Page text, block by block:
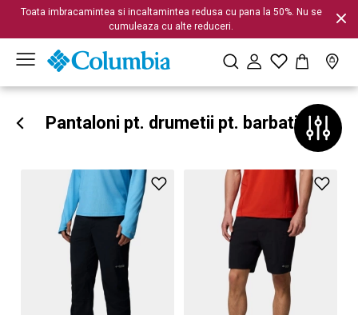
Toata imbracamintea si incaltamintea redusa cu pana la 50%. Nu se
cumuleaza cu alte reduceri.
Pantaloni pt. drumetii pt. barbati